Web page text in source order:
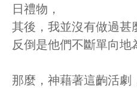
日禮物，
其後，我並沒有做過甚
反倒是他們不斷單向地
那麼，神藉著這齣活劇